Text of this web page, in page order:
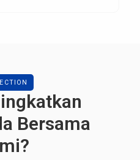
tepat bukan hanya soal
Bersama